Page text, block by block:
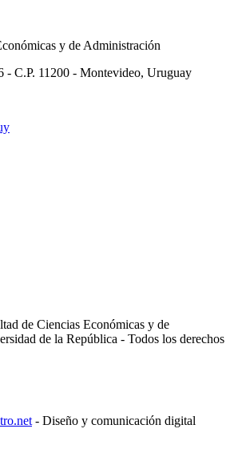
y de Administración
- C.P. 11200 - Montevideo, Uruguay
de Ciencias Económicas y de
de la República - Todos los derechos
- Diseño y comunicación digital